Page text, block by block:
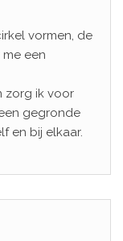
vormen, de
een
zorg ik voor
gegronde
en bij elkaar.